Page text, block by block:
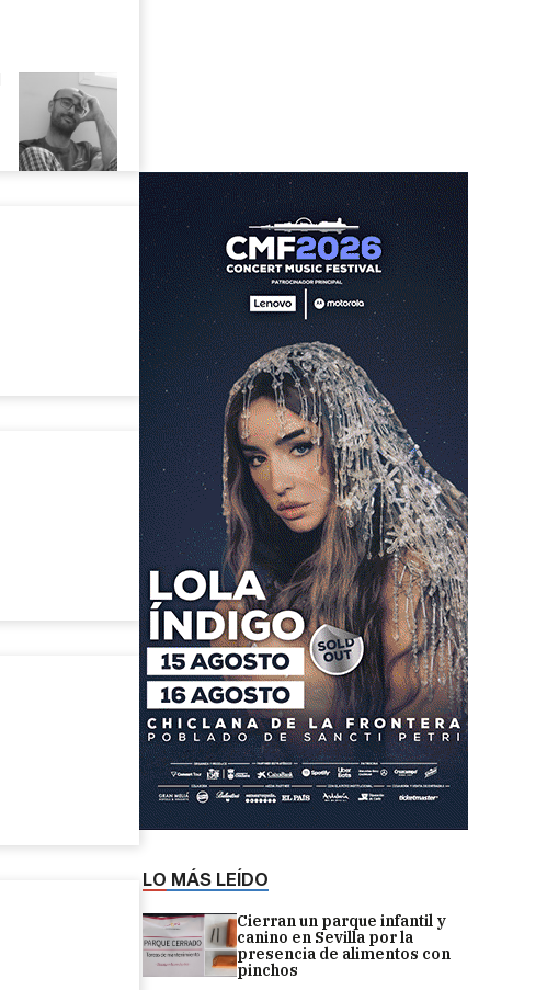
LO MÁS LEÍDO
Cierran un parque infantil y
canino en Sevilla por la
presencia de alimentos con
pinchos